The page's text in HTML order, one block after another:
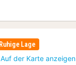
Ruhige Lage
Auf der Karte anzeigen